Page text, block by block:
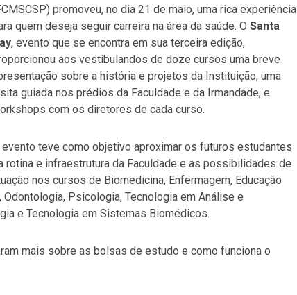
promoveu, no dia 21 de maio, uma rica experiência
quem deseja seguir carreira na área da saúde. O Santa
, evento que se encontra em sua terceira edição,
aos vestibulandos de doze cursos uma breve
sobre a história e projetos da Instituição, uma
guiada nos prédios da Faculdade e da Irmandade, e
com os diretores de cada curso.
evento teve como objetivo aproximar os futuros estudantes
rotina e infraestrutura da Faculdade e as possibilidades de
nos cursos de Biomedicina, Enfermagem, Educação
Psicologia, Tecnologia em Análise e
e Tecnologia em Sistemas Biomédicos.
mais sobre as bolsas de estudo e como funciona o